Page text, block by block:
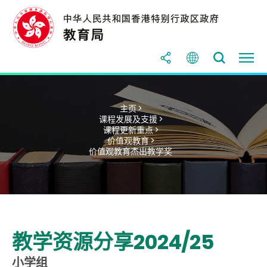
主页 >
课程发展及支援 >
课程更新重点 >
价值观教育 >
价值观教育杰出教学奖
教学资源分享2024/25
小学组